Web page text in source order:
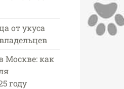
от укуса
Москве: как
году